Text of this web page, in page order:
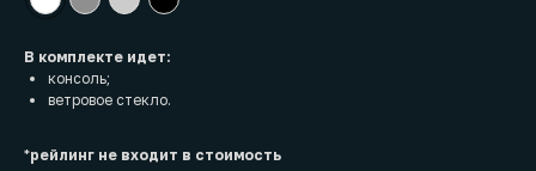
В комплекте идет:
консоль;
ветровое стекло.
*рейлинг не входит в стоимость